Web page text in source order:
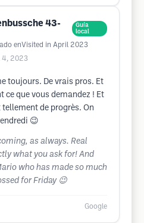
43-
Guía
local
enVisited in April 2023
4, 2023
toujours. De vrais pros. Et
ce que vous demandez ! Et
de progrès. On
😉
as always. Real
what you ask for! And
who has made so much
for Friday 😉
Google